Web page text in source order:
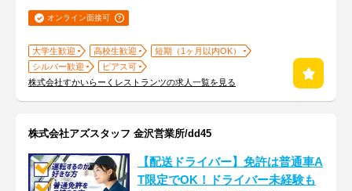
オンライン面接可
大学生歓迎 高校生歓迎
短期（1ヶ月以内OK）
シルバー歓迎
ピアス可
株式会社すかいらーくレストランツの求人一覧を見る
株式会社アズスタッフ 金沢営業所/dd45
【配送ドライバー】免許は普通車A
T限定でOK！ドライバー未経験も